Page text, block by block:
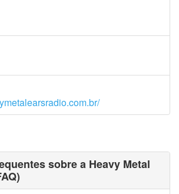
sobre a Heavy Metal